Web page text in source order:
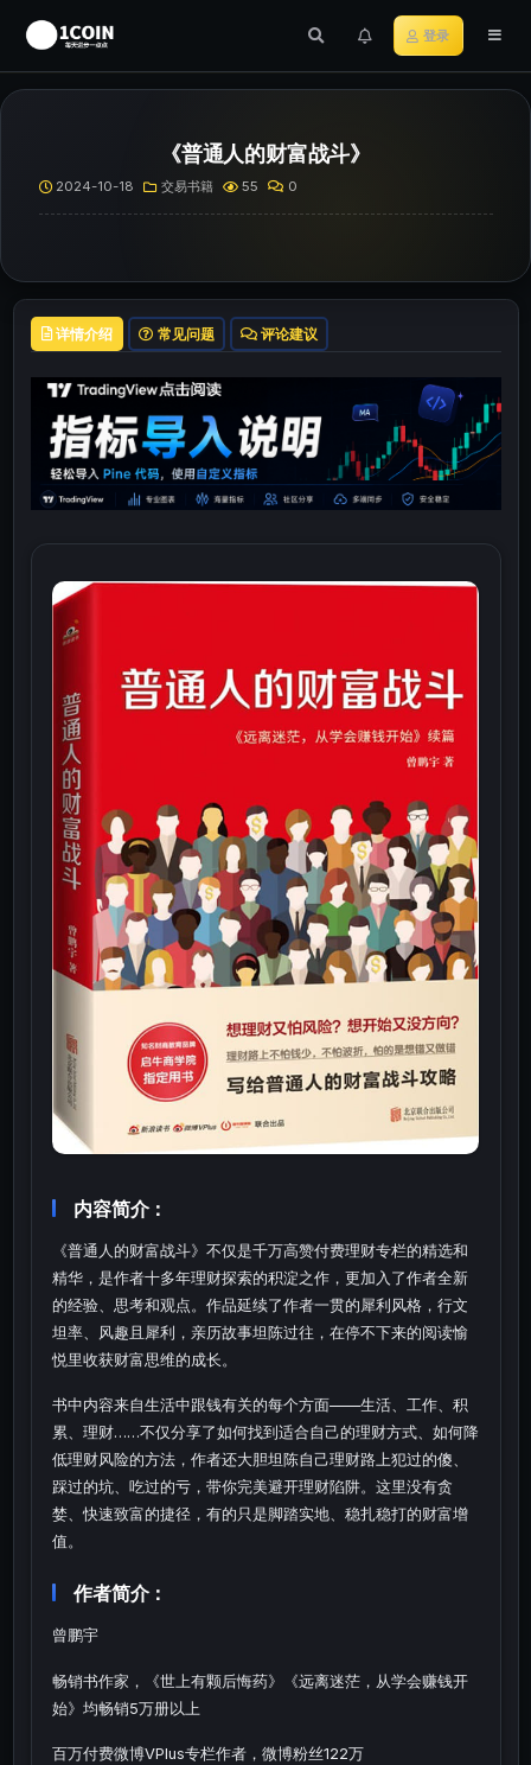
登录
《普通人的财富战斗》
2024-10-18 交易书籍 55 0
详情介绍 常见问题 评论建议
内容简介：
《普通人的财富战斗》不仅是千万高赞付费理财专栏的精选和
精华，是作者十多年理财探索的积淀之作，更加入了作者全新
的经验、思考和观点。作品延续了作者一贯的犀利风格，行文
坦率、风趣且犀利，亲历故事坦陈过往，在停不下来的阅读愉
悦里收获财富思维的成长。
书中内容来自生活中跟钱有关的每个方面——生活、工作、积
累、理财……不仅分享了如何找到适合自己的理财方式、如何降
低理财风险的方法，作者还大胆坦陈自己理财路上犯过的傻、
踩过的坑、吃过的亏，带你完美避开理财陷阱。这里没有贪
婪、快速致富的捷径，有的只是脚踏实地、稳扎稳打的财富增
值。
作者简介：
曾鹏宇
畅销书作家，《世上有颗后悔药》《远离迷茫，从学会赚钱开
始》均畅销5万册以上
百万付费微博VPlus专栏作者，微博粉丝122万